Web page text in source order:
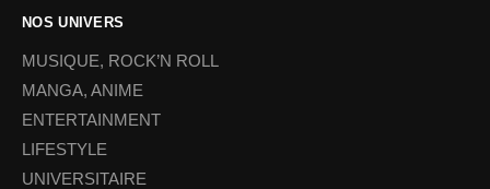
NOS UNIVERS
MUSIQUE, ROCK’N ROLL
MANGA, ANIME
ENTERTAINMENT
LIFESTYLE
UNIVERSITAIRE